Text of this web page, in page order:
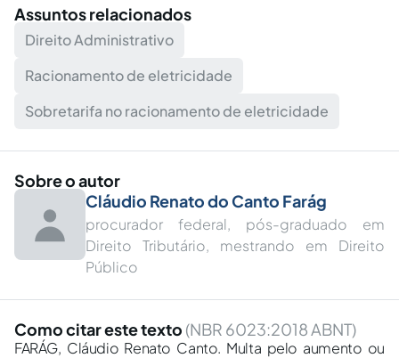
Assuntos relacionados
Direito Administrativo
Racionamento de eletricidade
Sobretarifa no racionamento de eletricidade
Sobre o autor
Cláudio Renato do Canto Farág
procurador federal, pós-graduado em
Direito Tributário, mestrando em Direito
Público
Como citar este texto (NBR 6023:2018 ABNT)
FARÁG, Cláudio Renato Canto. Multa pelo aumento ou